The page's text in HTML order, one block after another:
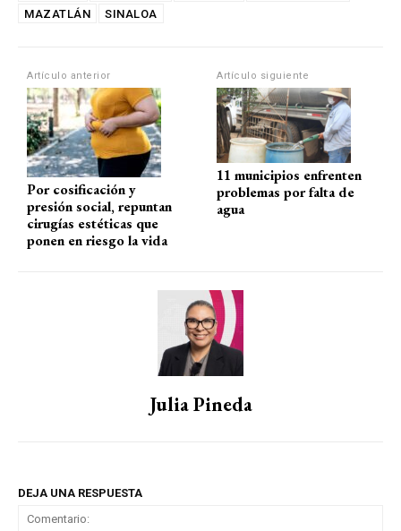
p
k
MAZATLÁN SINALOA
Artículo anterior
Por cosificación y
presión social, repuntan
cirugías estéticas que
ponen en riesgo la vida
Artículo siguiente
11 municipios enfrenten
problemas por falta de
agua
Julia Pineda
DEJA UNA RESPUESTA